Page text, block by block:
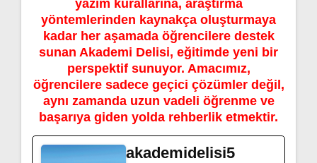
yazım kurallarına, araştırma
yöntemlerinden kaynakça oluşturmaya
kadar her aşamada öğrencilere destek
sunan Akademi Delisi, eğitimde yeni bir
perspektif sunuyor. Amacımız,
öğrencilere sadece geçici çözümler değil,
aynı zamanda uzun vadeli öğrenme ve
başarıya giden yolda rehberlik etmektir.
akademidelisi5